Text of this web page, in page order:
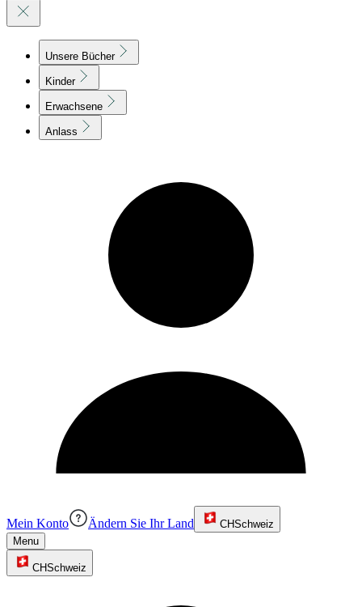
Unsere Bücher
Kinder
Erwachsene
Anlass
Mein Konto Ändern Sie Ihr Land CHSchweiz
Menu
CHSchweiz